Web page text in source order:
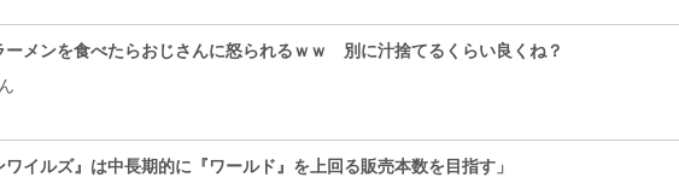
ーメンを食べたらおじさんに怒られるｗｗ 別に汁捨てるくらい良くね？
イルズ』は中長期的に『ワールド』を上回る販売本数を目指す」